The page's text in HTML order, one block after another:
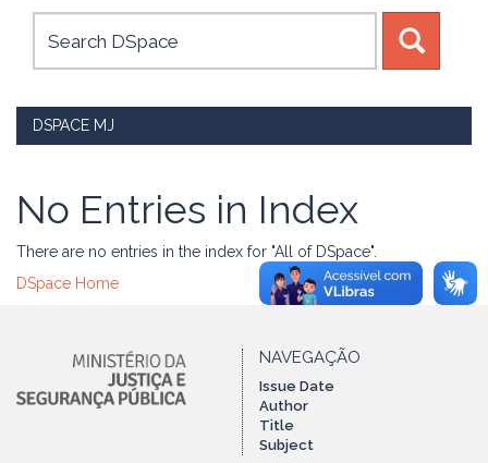
Canais
DSPACE MJ
No Entries in Index
There are no entries in the index for "All of DSpace".
DSpace Home
NAVEGAÇÃO
Issue Date
Author
Title
Subject